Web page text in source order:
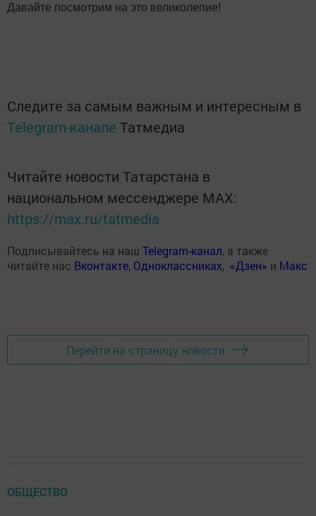
Давайте посмотрим на это великолепие!
Следите за самым важным и интересным в
Telegram-канале Татмедиа
Читайте новости Татарстана в
национальном мессенджере MАХ:
https://max.ru/tatmedia
Подписывайтесь на наш Telegram-канал, а также
читайте нас Вконтакте, Одноклассниках, «Дзен» и Макс
Перейти на страницу новости
ОБЩЕСТВО